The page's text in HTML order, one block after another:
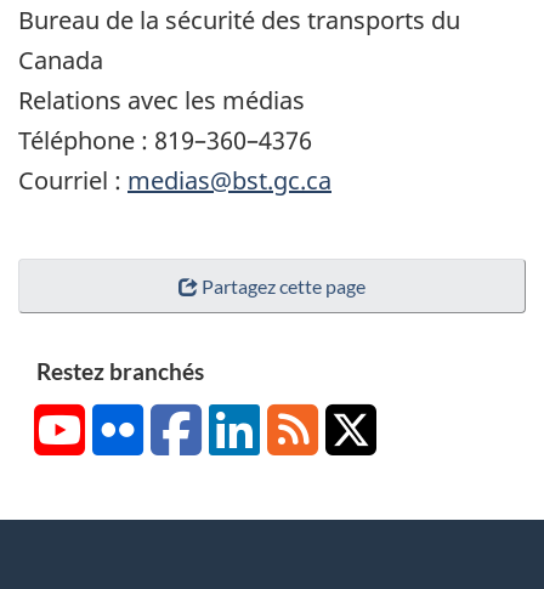
Bureau de la sécurité des transports du
Canada
Relations avec les médias
Téléphone : 819–360–4376
Courriel : medias@bst.gc.ca
Partagez cette page
Restez branchés
YouTubeFlickr FacebookLinkedInRSS